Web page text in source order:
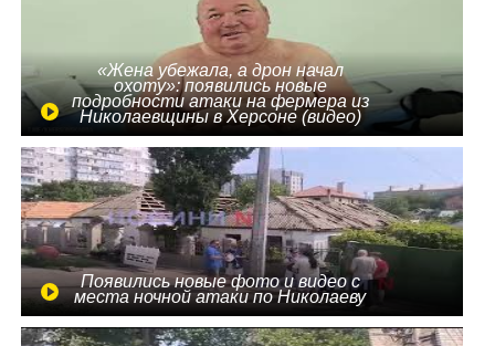
«Жена убежала, а дрон начал
охоту»: появились новые
подробности атаки на фермера из
Николаевщины в Херсоне (видео)
Появились новые фото и видео с
места ночной атаки по Николаеву